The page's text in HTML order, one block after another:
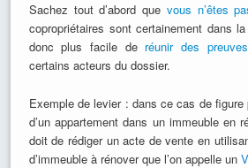
Sachez tout d’abord que vous n’êtes
copropriétaires sont certainement dans
donc plus facile de réunir des
certains acteurs du dossier.
Exemple de levier : dans ce cas de figure
d’un appartement dans un immeuble en
doit de rédiger un acte de vente en
d’immeuble à rénover que l’on appelle un